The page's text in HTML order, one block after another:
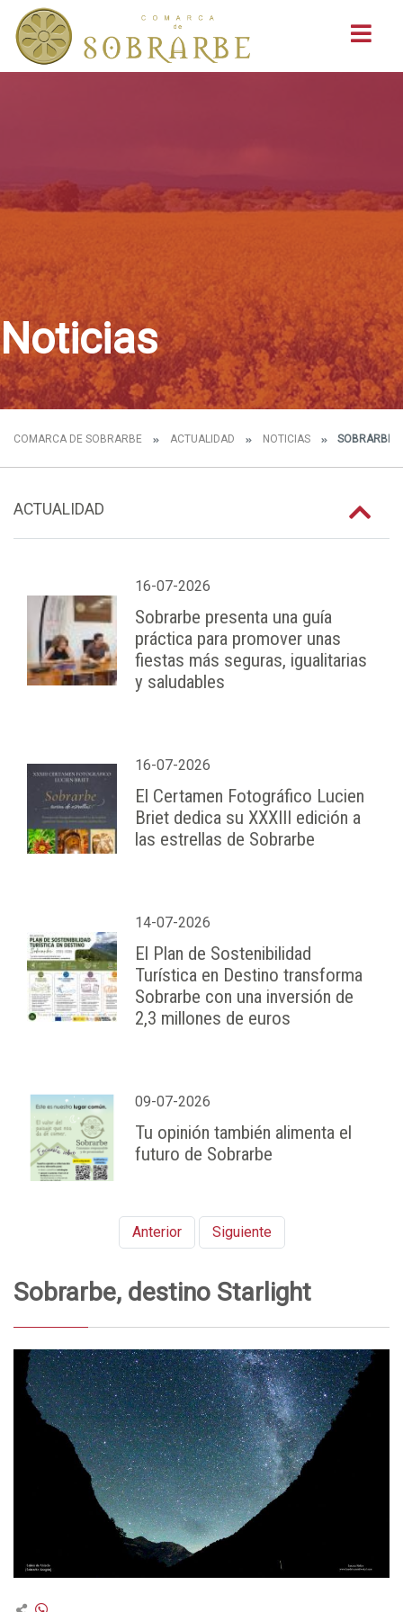
Noticias
COMARCA DE SOBRARBE ACTUALIDAD NOTICIAS SOBRARBE,
ACTUALIDAD
16-07-2026
Sobrarbe presenta una guía
práctica para promover unas
fiestas más seguras, igualitarias
y saludables
16-07-2026
El Certamen Fotográfico Lucien
Briet dedica su XXXIII edición a
las estrellas de Sobrarbe
14-07-2026
El Plan de Sostenibilidad
Turística en Destino transforma
Sobrarbe con una inversión de
2,3 millones de euros
09-07-2026
Tu opinión también alimenta el
futuro de Sobrarbe
Anterior Siguiente
Sobrarbe, destino Starlight